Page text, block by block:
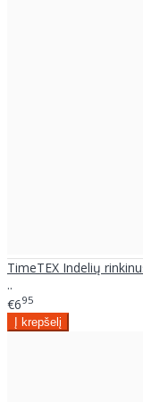
TimeTEX Indelių
..
€695